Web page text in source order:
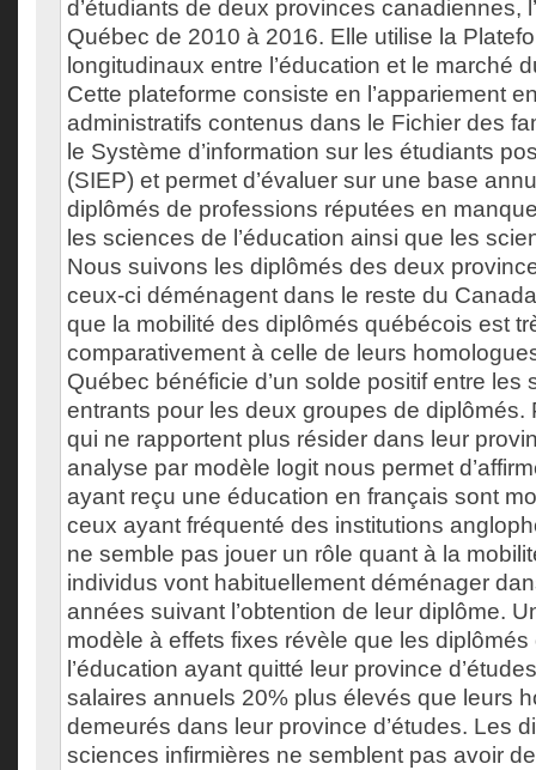
d’étudiants de deux provinces canadiennes,
Québec de 2010 à 2016. Elle utilise la
longitudinaux entre l’éducation et le marché
Cette plateforme consiste en l’appariement
administratifs contenus dans le Fichier des
le Système d’information sur les étudiants
(SIEP) et permet d’évaluer sur une base
diplômés de professions réputées en
les sciences de l’éducation ainsi que les
Nous suivons les diplômés des deux
ceux-ci déménagent dans le reste du
que la mobilité des diplômés québécois est
comparativement à celle de leurs
Québec bénéficie d’un solde positif entre les
entrants pour les deux groupes de diplômés.
qui ne rapportent plus résider dans leur
analyse par modèle logit nous permet
ayant reçu une éducation en français sont
ceux ayant fréquenté des institutions
ne semble pas jouer un rôle quant à la
individus vont habituellement déménager
années suivant l’obtention de leur diplôme.
modèle à effets fixes révèle que les
l’éducation ayant quitté leur province
salaires annuels 20% plus élevés que leurs
demeurés dans leur province d’études. Les
sciences infirmières ne semblent pas avoir